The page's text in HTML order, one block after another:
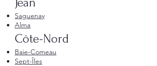
Saguenay
Alma
Côte-Nord
Baie-Comeau
Sept-Îles